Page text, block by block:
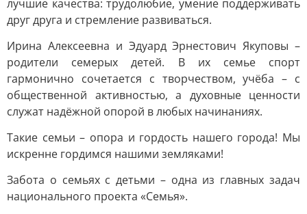
лучшие качества: трудолюбие, умение поддерживать
друг друга и стремление развиваться.
Ирина Алексеевна и Эдуард Эрнестович Якуповы –
родители семерых детей. В их семье спорт
гармонично сочетается с творчеством, учёба – с
общественной активностью, а духовные ценности
служат надёжной опорой в любых начинаниях.
Такие семьи – опора и гордость нашего города! Мы
искренне гордимся нашими земляками!
Забота о семьях с детьми – одна из главных задач
национального проекта «Семья».